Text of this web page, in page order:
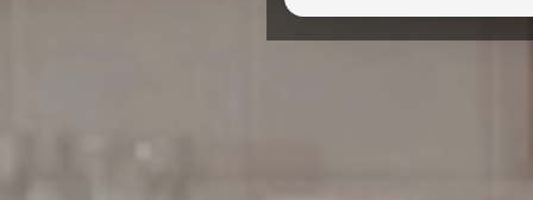
personuppgifter hittar
Dataskyddspolicy.